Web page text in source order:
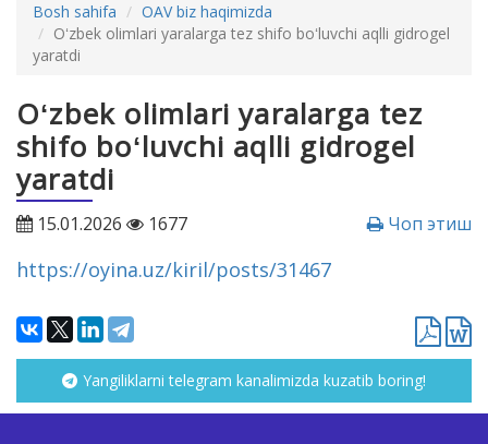
Bosh sahifa
OAV biz haqimizda
Oʻzbek olimlari yaralarga tez shifo boʻluvchi aqlli gidrogel
yaratdi
Oʻzbek olimlari yaralarga tez
shifo boʻluvchi aqlli gidrogel
yaratdi
15.01.2026 1677 Чоп этиш
https://oyina.uz/kiril/posts/31467
Yangiliklarni telegram kanalimizda kuzatib boring!